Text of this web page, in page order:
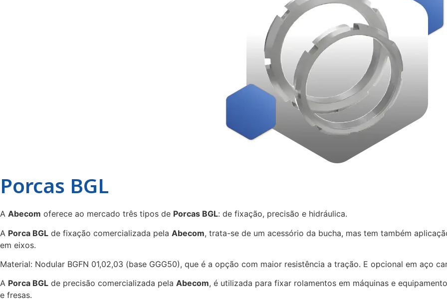
Porcas BGL
A Abecom oferece ao mercado três tipos de Porcas BGL: de fixação, precisão e hidráulica.
A Porca BGL de fixação comercializada pela Abecom, trata-se de um acessório da bucha, mas tem também
em eixos.
Material: Nodular BGFN 01,02,03 (base GGG50), que é a opção com maior resistência a tração. E opcional em aço
A Porca BGL de precisão comercializada pela Abecom, é utilizada para fixar rolamentos em máquinas e
e fresas.